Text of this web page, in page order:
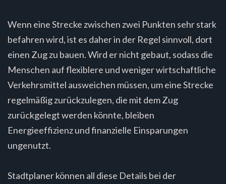
Wenn eine Strecke zwischen zwei Punkten sehr stark
befahren wird, ist es daher in der Regel sinnvoll, dort
einen Zug zu bauen. Wird er nicht gebaut, sodass die
Menschen auf flexiblere und weniger wirtschaftliche
Verkehrsmittel ausweichen müssen, um eine Strecke
regelmäßig zurückzulegen, die mit dem Zug
zurückgelegt werden könnte, bleiben
Energieeffizienz und finanzielle Einsparungen
ungenutzt.
Stadtplaner können all diese Details bei der